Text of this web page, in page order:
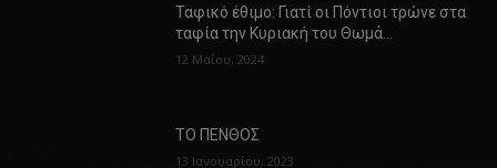
Ταφικό έθιμο: Γιατί οι Πόντιοι τρώνε στα
ταφία την Κυριακή του Θωμά…
12 Μαΐου, 2024
ΤΟ ΠΕΝΘΟΣ
13 Ιανουαρίου, 2023